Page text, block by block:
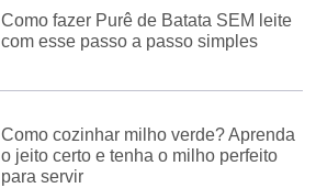
Como fazer Purê de Batata SEM leite
com esse passo a passo simples
Como cozinhar milho verde? Aprenda
o jeito certo e tenha o milho perfeito
para servir